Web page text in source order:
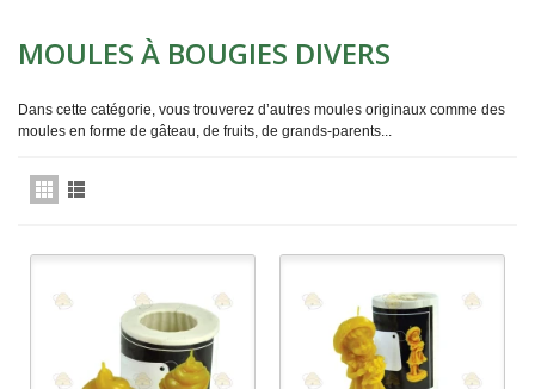
MOULES À BOUGIES DIVERS
Dans cette catégorie, vous trouverez d’autres moules originaux comme des
moules en forme de gâteau, de fruits, de grands-parents...